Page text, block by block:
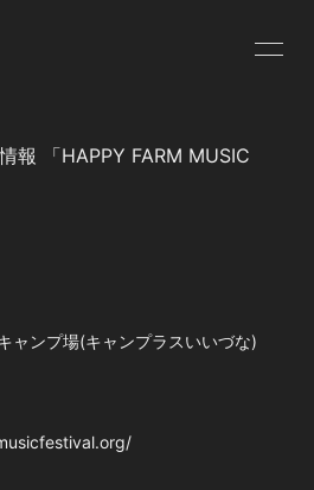
PROFILE
遺言状放送
報 「HAPPY FARM MUSIC
ャンプ場(キャンプラスいいづな)